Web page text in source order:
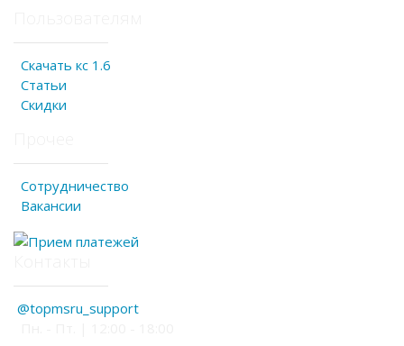
Скачать кс 1.6
Статьи
Скидки
Сотрудничество
Вакансии
@topmsru_support